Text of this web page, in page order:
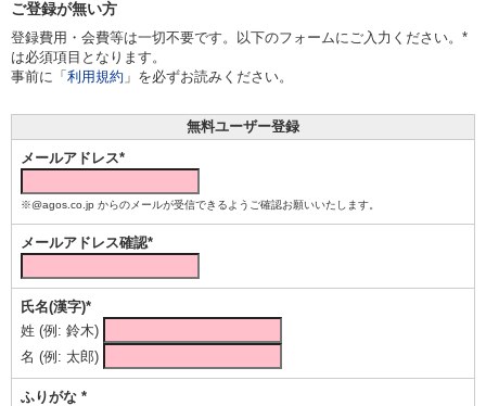
ご登録が無い方
登録費用・会費等は一切不要です。以下のフォームにご入力ください。*
は必須項目となります。
事前に「 利用規約 」を必ずお読みください。
無料ユーザー登録
メールアドレス*
※@agos.co.jp からのメールが受信できるようご確認お願いいたします。
メールアドレス確認*
氏名(漢字)*
姓 (例: 鈴木)
名 (例: 太郎)
ふりがな *